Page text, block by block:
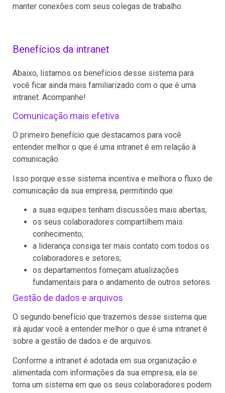
manter conexões com seus colegas de trabalho.
Benefícios da intranet
Abaixo, listamos os benefícios desse sistema para
você ficar ainda mais familiarizado com o que é uma
intranet. Acompanhe!
Comunicação mais efetiva
O primeiro benefício que destacamos para você
entender melhor o que é uma intranet é em relação à
comunicação.
Isso porque esse sistema incentiva e melhora o fluxo de
comunicação da sua empresa, permitindo que:
a suas equipes tenham discussões mais abertas;
os seus colaboradores compartilhem mais
conhecimento;
a liderança consiga ter mais contato com todos os
colaboradores e setores;
os departamentos forneçam atualizações
fundamentais para o andamento de outros setores.
Gestão de dados e arquivos
O segundo benefício que trazemos desse sistema que
irá ajudar você a entender melhor o que é uma intranet é
sobre a gestão de dados e de arquivos.
Conforme a intranet é adotada em sua organização e
alimentada com informações da sua empresa, ela se
torna um sistema em que os seus colaboradores podem